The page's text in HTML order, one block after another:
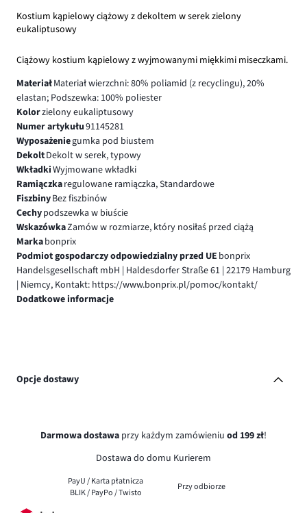
Kostium kąpielowy ciążowy z dekoltem w serek zielony
eukaliptusowy
Ciążowy kostium kąpielowy z wyjmowanymi miękkimi miseczkami.
MateriałMateriał wierzchni: 80% poliamid (z recyclingu), 20%
elastan; Podszewka: 100% poliester
Kolorzielony eukaliptusowy
Numer artykułu91145281
Wyposażeniegumka pod biustem
DekoltDekolt w serek, typowy
WkładkiWyjmowane wkładki
Ramiączkaregulowane ramiączka, Standardowe
FiszbinyBez fiszbinów
Cechypodszewka w biuście
WskazówkaZamów w rozmiarze, który nosiłaś przed ciążą
Markabonprix
Podmiot gospodarczy odpowiedzialny przed UE bonprix
Handelsgesellschaft mbH | Haldesdorfer Straße 61 | 22179 Hamburg
| Niemcy, Kontakt: https://www.bonprix.pl/pomoc/kontakt/
Dodatkowe informacje
Opcje dostawy
Darmowa dostawa przy każdym zamówieniu od 199 zł!
Dostawa do domu Kurierem
PayU / Karta płatnicza
BLIK / PayPo / Twisto
Przy odbiorze